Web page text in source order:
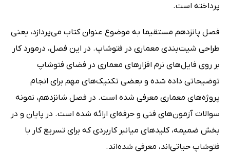
پرداخته است.
فصل پانزدهم مستقیما به موضوع عنوان کتاب می‌پردازد، یعنی
طراحی شیت‌بندی معماری در فتوشاپ. در این فصل، درمورد کار
بر روی فایل‌های نرم افزارهای معماری در فضای فتوشاپ
توضیحاتی داده شده و بعضی تکنیک‌های مهم برای انجام
پروژه‌های معماری معرفی شده است. در فصل شانزدهم، نمونه
سوالات آزمون‌های فنی و حرفه‌ای ارائه شده است. در پایان و در
بخش ضمیمه، کلیدهای میانبر کاربردی که برای تسریع کار با
فتوشاپ حیاتی‌اند، معرفی شده‌اند.